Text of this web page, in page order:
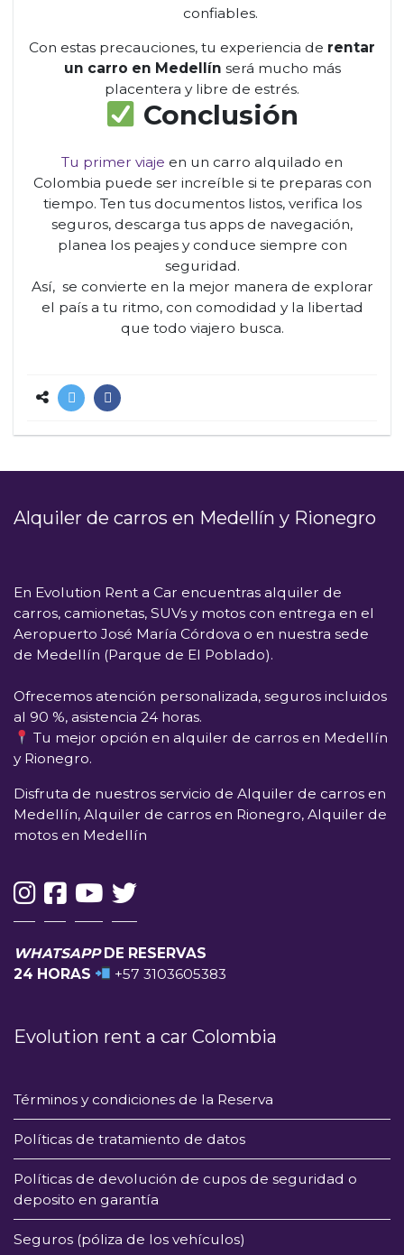
confiables.
Con estas precauciones, tu experiencia de rentar
un carro en Medellín será mucho más
placentera y libre de estrés.
Conclusión
Tu primer viaje en un carro alquilado en
Colombia puede ser increíble si te preparas con
tiempo. Ten tus documentos listos, verifica los
seguros, descarga tus apps de navegación,
planea los peajes y conduce siempre con
seguridad.
Así, se convierte en la mejor manera de explorar
el país a tu ritmo, con comodidad y la libertad
que todo viajero busca.
Alquiler de carros en Medellín y Rionegro
En Evolution Rent a Car encuentras alquiler de
carros, camionetas, SUVs y motos con entrega en el
Aeropuerto José María Córdova o en nuestra sede
de Medellín (Parque de El Poblado).
Ofrecemos atención personalizada, seguros incluidos
al 90 %, asistencia 24 horas.
Tu mejor opción en alquiler de carros en Medellín
y Rionegro.
Disfruta de nuestros servicio de Alquiler de carros en
Medellín, Alquiler de carros en Rionegro, Alquiler de
motos en Medellín
WHATSAPPDE RESERVAS
24 HORAS
+57 3103605383
Evolution rent a car Colombia
Términos y condiciones de la Reserva
Políticas de tratamiento de datos
Políticas de devolución de cupos de seguridad o
deposito en garantía
Seguros (póliza de los vehículos)